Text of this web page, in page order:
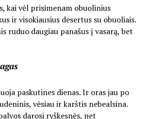
kai vėl prisimenam obuolinius
ir visokiausius desertus su obuoliais.
ruduo daugiau panašus į vasarą, bet
paskutines dienas. Ir oras jau po
vėsiau ir karštis nebealsina.
darosi ryškesnės, net